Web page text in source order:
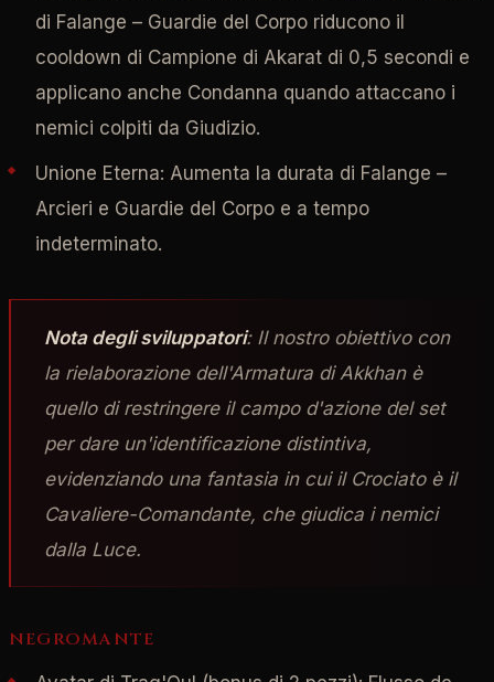
di Falange – Guardie del Corpo riducono il
cooldown di Campione di Akarat di 0,5 secondi e
applicano anche Condanna quando attaccano i
nemici colpiti da Giudizio.
Unione Eterna: Aumenta la durata di Falange –
Arcieri e Guardie del Corpo e a tempo
indeterminato.
Nota degli sviluppatori: Il nostro obiettivo con
la rielaborazione dell'Armatura di Akkhan è
quello di restringere il campo d'azione del set
per dare un'identificazione distintiva,
evidenziando una fantasia in cui il Crociato è il
Cavaliere-Comandante, che giudica i nemici
dalla Luce.
NEGROMANTE